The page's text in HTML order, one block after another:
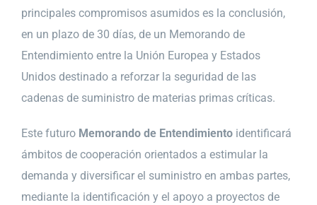
principales compromisos asumidos es la conclusión,
en un plazo de 30 días, de un Memorando de
Entendimiento entre la Unión Europea y Estados
Unidos destinado a reforzar la seguridad de las
cadenas de suministro de materias primas críticas.
Este futuro Memorando de Entendimiento identificará
ámbitos de cooperación orientados a estimular la
demanda y diversificar el suministro en ambas partes,
mediante la identificación y el apoyo a proyectos de